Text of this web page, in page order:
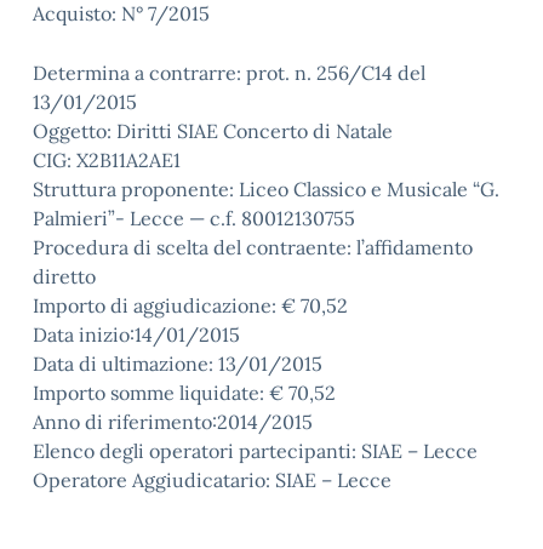
Acquisto: N° 7/2015
Determina a contrarre: prot. n. 256/C14 del
13/01/2015
Oggetto: Diritti SIAE Concerto di Natale
CIG: X2B11A2AE1
Struttura proponente: Liceo Classico e Musicale “G.
Palmieri”- Lecce — c.f. 80012130755
Procedura di scelta del contraente: l’affidamento
diretto
Importo di aggiudicazione: € 70,52
Data inizio:14/01/2015
Data di ultimazione: 13/01/2015
Importo somme liquidate: € 70,52
Anno di riferimento:2014/2015
Elenco degli operatori partecipanti: SIAE – Lecce
Operatore Aggiudicatario: SIAE – Lecce